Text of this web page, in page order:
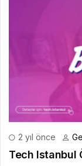
2 yıl önce
Tech Istanbul